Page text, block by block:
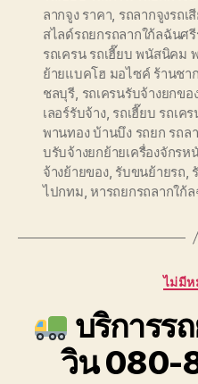
ลากจูง ราคา, รถลากจูงรถเ
สไลด์รถยกรถลากใก้ลฉันศรี
รถเครน รถเฮี๊ยบ พนัสนิคม
ย้ายแบคโฮ มอไซค์ ร้านชา
ชลบุรี, รถเครนรับจ้างยกข
เลอร์รับจ้าง, รถเฮี๊ยบ รถเค
พานทอง บ้านบึง รถยก รถล
บรับจ้างยกย้ายเครื่องจักรห
จ้างย้ายของ, รับขนย้ายรถ,
ไปกทม,หารถยกรถลากใก้
ไม่มี
บริการร
วิน 080-